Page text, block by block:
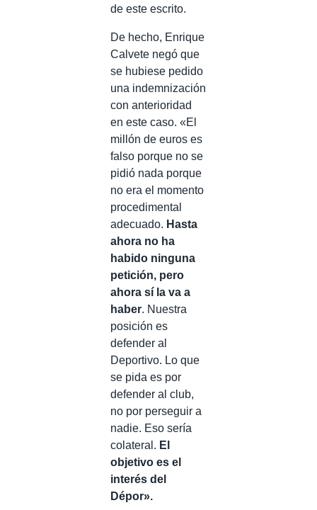
de este escrito.
De hecho, Enrique
Calvete negó que
se hubiese pedido
una indemnización
con anterioridad
en este caso. «El
millón de euros es
falso porque no se
pidió nada porque
no era el momento
procedimental
adecuado. Hasta
ahora no ha
habido ninguna
petición, pero
ahora sí la va a
haber. Nuestra
posición es
defender al
Deportivo. Lo que
se pida es por
defender al club,
no por perseguir a
nadie. Eso sería
colateral. El
objetivo es el
interés del
Dépor».